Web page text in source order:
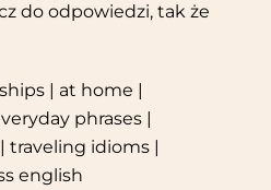
do odpowiedzi, tak że
| at home |
phrases |
traveling idioms |
english